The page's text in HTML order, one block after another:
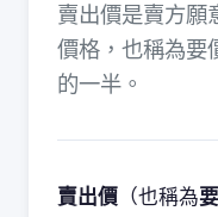
賣出價是賣方願
價格，也稱為要
的一半。
賣出價 （也稱為